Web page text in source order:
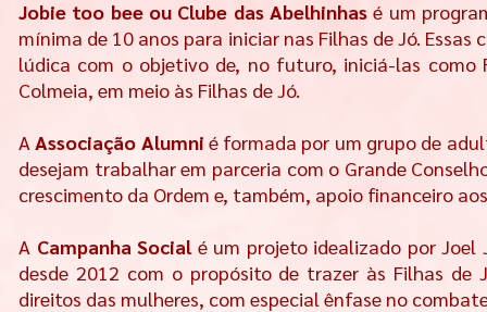
Jobie too bee ou Clube das Abelhinhas é um
mínima de 10 anos para iniciar nas Filhas de Jó.
lúdica com o objetivo de, no futuro, iniciá-las
Colmeia, em meio às Filhas de Jó.
AAssociação Alumni é formada por um grupo de
desejam trabalhar em parceria com o Grande
crescimento da Ordem e, também, apoio financeiro
A Campanha Socialé um projeto idealizado por Joel
desde 2012 com o propósito de trazer às Filhas
direitos das mulheres, com especial ênfase no